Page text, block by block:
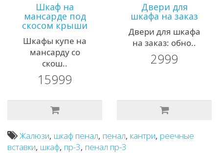
Шкаф на
мансарде под
скосом крыши
Шкафы купе на
мансарду со
скош..
15999
Двери для
шкафа на заказ
Двери для шкафа
на заказ: обно..
2999
Жалюзи, шкаф пенал, пенал, кантри, реечные
вставки, шкаф, пр-3, пенал пр-3